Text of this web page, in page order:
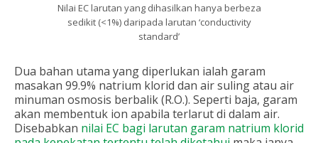
Nilai EC larutan yang dihasilkan hanya berbeza
sedikit (<1%) daripada larutan ‘conductivity
standard’
Dua bahan utama yang diperlukan ialah garam
masakan 99.9% natrium klorid dan air suling atau air
minuman osmosis berbalik (R.O.). Seperti baja, garam
akan membentuk ion apabila terlarut di dalam air.
Disebabkan nilai EC bagi larutan garam natrium klorid